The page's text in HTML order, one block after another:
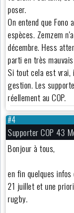
poser.
On entend que
espèces. Zemzem
décembre. Hess
parti en très
Si tout cela est vrai,
gestion. Les
réellement au COP.
#4
Supporter COP 43
Bonjour à tous,
en fin quelques
21 juillet et une
rugby.